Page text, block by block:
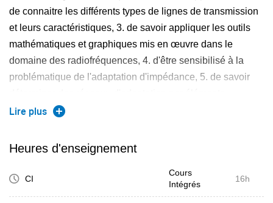
de connaitre les différents types de lignes de transmission
et leurs caractéristiques, 3. de savoir appliquer les outils
mathématiques et graphiques mis en œuvre dans le
domaine des radiofréquences, 4. d'être sensibilisé à la
problématique de l'adaptation d'impédance, 5. de savoir
localisés et distribués, 6. de fixer les connaissances en
œuvre un logiciel de CAO.
Lire plus
Heures d'enseignement
CI
Cours
Intégrés
16h